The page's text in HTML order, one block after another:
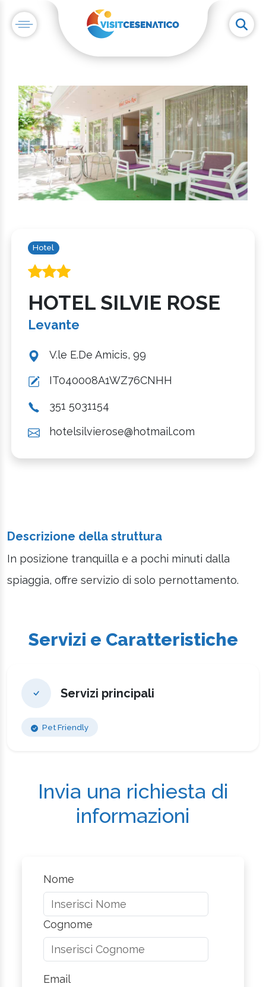
Hotel
HOTEL SILVIE ROSE
Levante
V.le E.De Amicis, 99
IT040008A1WZ76CNHH
351 5031154
hotelsilvierose@hotmail.com
Descrizione della struttura
In posizione tranquilla e a pochi minuti dalla
spiaggia, offre servizio di solo pernottamento.
Servizi e Caratteristiche
Servizi principali
Pet Friendly
Invia una richiesta di
informazioni
Nome
Cognome
Email